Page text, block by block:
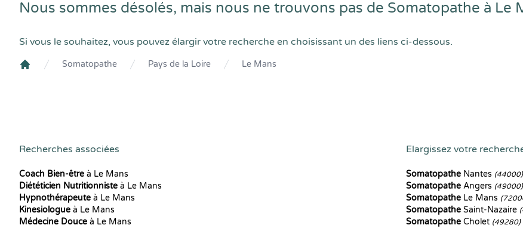
Nous sommes désolés, mais nous ne trouvons pas de Somatopathe à Le
Si vous le souhaitez, vous pouvez élargir votre recherche en choisissant un des liens ci-dessous.
Somatopathe Pays de la Loire Le Mans
Recherches associées
Coach Bien-être à Le Mans
Diététicien Nutritionniste à Le Mans
Hypnothérapeute à Le Mans
Kinesiologue à Le Mans
Médecine Douce à Le Mans
Elargissez votre
Somatopathe Nantes (44000)
Somatopathe Angers (49000)
Somatopathe Le Mans
Somatopathe Saint-Nazaire
Somatopathe Cholet (49280)